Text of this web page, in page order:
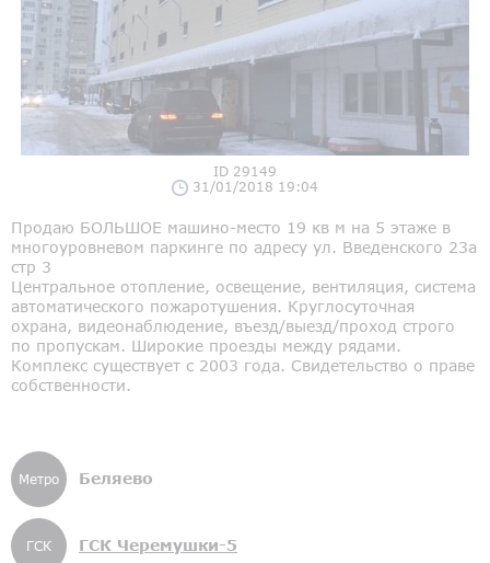
ID 29149
31/01/2018 19:04
Продаю БОЛЬШОЕ машино-место 19 кв м на 5 этаже в
многоуровневом паркинге по адресу ул. Введенского 23а
стр 3
Центральное отопление, освещение, вентиляция, система
автоматического пожаротушения. Круглосуточная
охрана, видеонаблюдение, въезд/выезд/проход строго
по пропускам. Широкие проезды между рядами.
Комплекс существует с 2003 года. Свидетельство о праве
собственности.
Метро Беляево
ГСК ГСК Черемушки-5